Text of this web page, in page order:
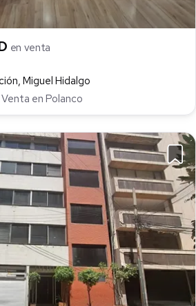
en venta
Miguel Hidalgo
en Polanco